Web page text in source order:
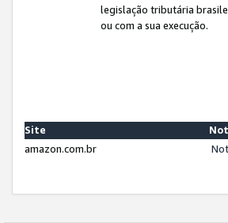
legislação tributária
ou com a sua execução.
Site
amazon.com.br